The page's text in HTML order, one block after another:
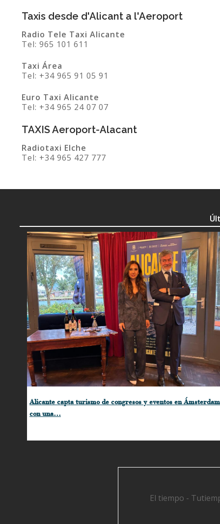
Taxis desde d'Alicant a l'Aeroport
Radio Tele Taxi Alicante
Tel: 965 101 611
Taxi Área
Tel: +34 965 91 05 91
Euro Taxi Alicante
Tel: +34 965 24 07 07
TAXIS Aeroport-Alacant
Radiotaxi Elche
Tel: +34 965 427 777
El tiempo -
Alicante capta turismo de congresos y eventos en Ámsterdam
con una…